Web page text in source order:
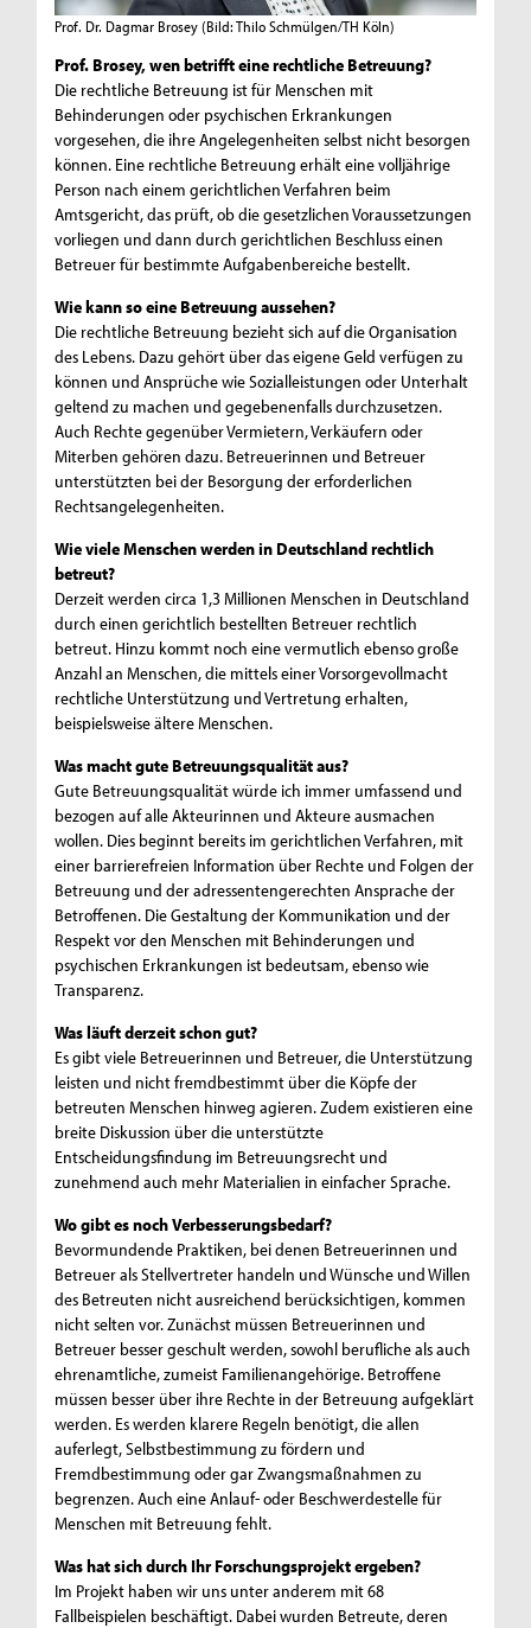
Prof. Dr. Dagmar Brosey (Bild: Thilo Schmülgen/TH Köln)
Prof. Brosey, wen betrifft eine rechtliche Betreuung?
Die rechtliche Betreuung ist für Menschen mit
Behinderungen oder psychischen Erkrankungen
vorgesehen, die ihre Angelegenheiten selbst nicht besorgen
können. Eine rechtliche Betreuung erhält eine volljährige
Person nach einem gerichtlichen Verfahren beim
Amtsgericht, das prüft, ob die gesetzlichen Voraussetzungen
vorliegen und dann durch gerichtlichen Beschluss einen
Betreuer für bestimmte Aufgabenbereiche bestellt.
Wie kann so eine Betreuung aussehen?
Die rechtliche Betreuung bezieht sich auf die Organisation
des Lebens. Dazu gehört über das eigene Geld verfügen zu
können und Ansprüche wie Sozialleistungen oder Unterhalt
geltend zu machen und gegebenenfalls durchzusetzen.
Auch Rechte gegenüber Vermietern, Verkäufern oder
Miterben gehören dazu. Betreuerinnen und Betreuer
unterstützten bei der Besorgung der erforderlichen
Rechtsangelegenheiten.
Wie viele Menschen werden in Deutschland rechtlich
betreut?
Derzeit werden circa 1,3 Millionen Menschen in Deutschland
durch einen gerichtlich bestellten Betreuer rechtlich
betreut. Hinzu kommt noch eine vermutlich ebenso große
Anzahl an Menschen, die mittels einer Vorsorgevollmacht
rechtliche Unterstützung und Vertretung erhalten,
beispielsweise ältere Menschen.
Was macht gute Betreuungsqualität aus?
Gute Betreuungsqualität würde ich immer umfassend und
bezogen auf alle Akteurinnen und Akteure ausmachen
wollen. Dies beginnt bereits im gerichtlichen Verfahren, mit
einer barrierefreien Information über Rechte und Folgen der
Betreuung und der adressentengerechten Ansprache der
Betroffenen. Die Gestaltung der Kommunikation und der
Respekt vor den Menschen mit Behinderungen und
psychischen Erkrankungen ist bedeutsam, ebenso wie
Transparenz.
Was läuft derzeit schon gut?
Es gibt viele Betreuerinnen und Betreuer, die Unterstützung
leisten und nicht fremdbestimmt über die Köpfe der
betreuten Menschen hinweg agieren. Zudem existieren eine
breite Diskussion über die unterstützte
Entscheidungsfindung im Betreuungsrecht und
zunehmend auch mehr Materialien in einfacher Sprache.
Wo gibt es noch Verbesserungsbedarf?
Bevormundende Praktiken, bei denen Betreuerinnen und
Betreuer als Stellvertreter handeln und Wünsche und Willen
des Betreuten nicht ausreichend berücksichtigen, kommen
nicht selten vor. Zunächst müssen Betreuerinnen und
Betreuer besser geschult werden, sowohl berufliche als auch
ehrenamtliche, zumeist Familienangehörige. Betroffene
müssen besser über ihre Rechte in der Betreuung aufgeklärt
werden. Es werden klarere Regeln benötigt, die allen
auferlegt, Selbstbestimmung zu fördern und
Fremdbestimmung oder gar Zwangsmaßnahmen zu
begrenzen. Auch eine Anlauf- oder Beschwerdestelle für
Menschen mit Betreuung fehlt.
Was hat sich durch Ihr Forschungsprojekt ergeben?
Im Projekt haben wir uns unter anderem mit 68
Fallbeispielen beschäftigt. Dabei wurden Betreute, deren